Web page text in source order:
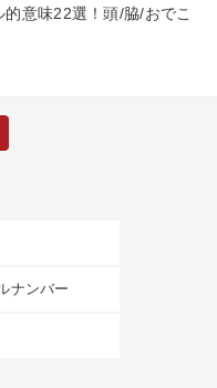
意味22選！頭/脇/おでこ
ナンバー